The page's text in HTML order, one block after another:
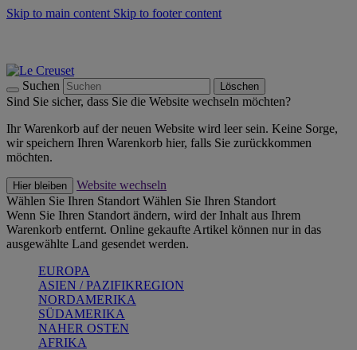
Skip to main content Skip to footer content
Suchen Löschen
Sind Sie sicher, dass Sie die Website wechseln möchten?
Ihr Warenkorb auf der neuen Website wird leer sein. Keine Sorge,
wir speichern Ihren Warenkorb hier, falls Sie zurückkommen
möchten.
Hier bleiben
Website wechseln
Wählen Sie Ihren Standort Wählen Sie Ihren Standort
Wenn Sie Ihren Standort ändern, wird der Inhalt aus Ihrem
Warenkorb entfernt. Online gekaufte Artikel können nur in das
ausgewählte Land gesendet werden.
EUROPA
ASIEN / PAZIFIKREGION
NORDAMERIKA
SÜDAMERIKA
NAHER OSTEN
AFRIKA